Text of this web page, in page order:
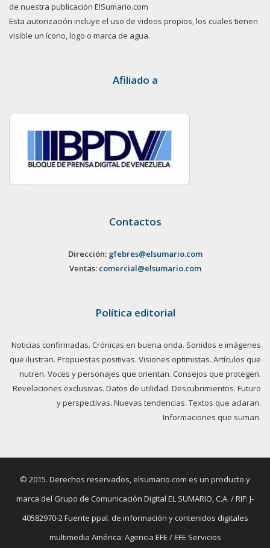
de nuestra publicación ElSumario.com
Esta autorización incluye el uso de videos propios, los cuales tienen
visible un ícono, logo o marca de agua.
Afiliado a
Contactos
Dirección: gfebres@elsumario.com
Ventas: comercial@elsumario.com
Política editorial
Noticias confirmadas. Crónicas en buena onda. Sonidos e imágenes
que ilustran. Propuestas positivas. Visiones optimistas. Artículos que
nutren. Voces y personajes que orientan. Consejos que protegen.
Revelaciones exclusivas. Datos de utilidad. Descubrimientos. Futuro
y perspectivas. Nuevas tendencias. Textos que aclaran.
Informaciones que suman.
© 2015. Derechos reservados, elsumario.com es un producto y
marca del Grupo de Comunicación Digital EL SUMARIO, C.A. / RIF: J-
40582970-2 Fuente ppal. de información y contenidos digitales
multimedia América: Agencia EFE / EFE Servicios